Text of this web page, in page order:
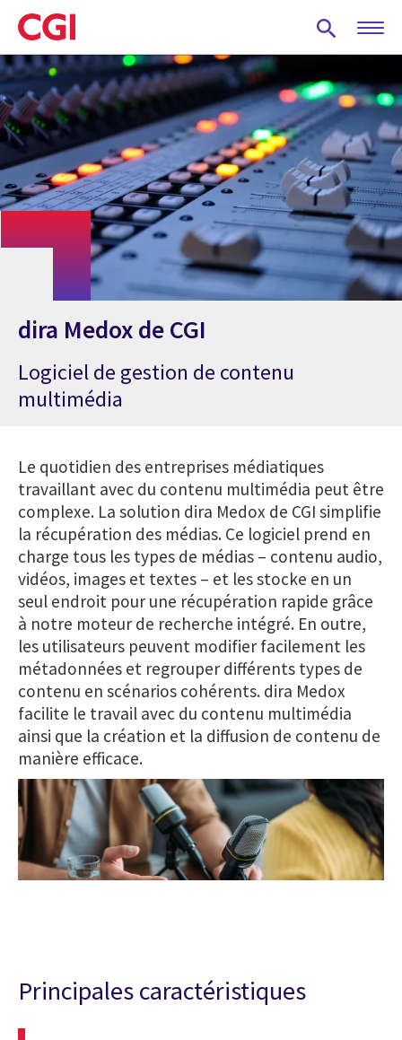
Skip
to
main
content
dira Medox de CGI
Logiciel de gestion de contenu
multimédia
Le quotidien des entreprises médiatiques
travaillant avec du contenu multimédia peut être
complexe. La solution dira Medox de CGI simplifie
la récupération des médias. Ce logiciel prend en
charge tous les types de médias – contenu audio,
vidéos, images et textes – et les stocke en un
seul endroit pour une récupération rapide grâce
à notre moteur de recherche intégré. En outre,
les utilisateurs peuvent modifier facilement les
métadonnées et regrouper différents types de
contenu en scénarios cohérents. dira Medox
facilite le travail avec du contenu multimédia
ainsi que la création et la diffusion de contenu de
manière efficace.
Principales caractéristiques